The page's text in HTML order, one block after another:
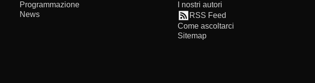
Programmazione
News
I nostri autori
RSS Feed
Come ascoltarci
Sitemap